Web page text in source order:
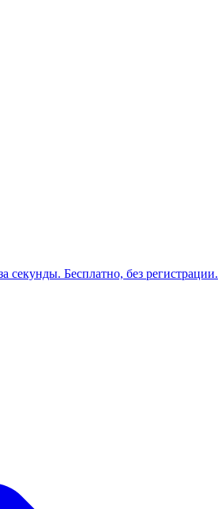
секунды. Бесплатно, без регистрации.